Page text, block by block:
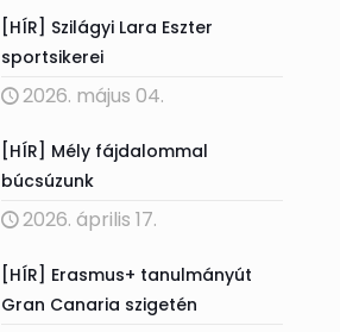
[HÍR] Szilágyi Lara Eszter
sportsikerei
2026. május 04.
[HÍR] Mély fájdalommal
búcsúzunk
2026. április 17.
[HÍR] Erasmus+ tanulmányút
Gran Canaria szigetén